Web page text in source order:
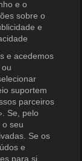
e o
sobre o
e
e acedemos
suportem
parceiros
Se, pelo
seu
Se os
e
para si.